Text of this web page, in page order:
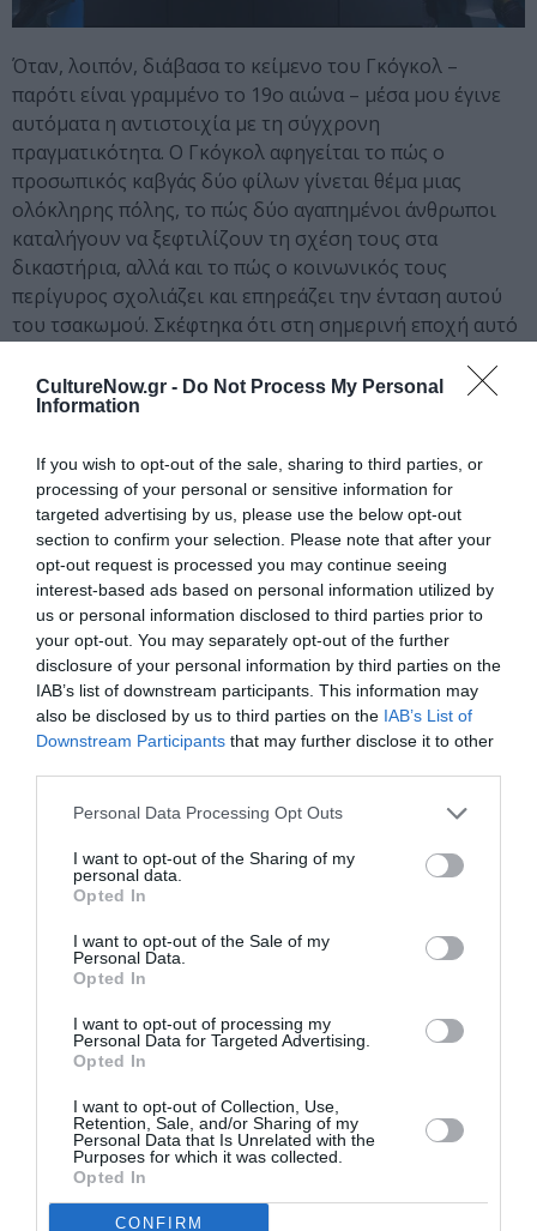
CultureNow.gr - Do Not Process My Personal
Information
If you wish to opt-out of the sale, sharing to third parties, or
processing of your personal or sensitive information for
targeted advertising by us, please use the below opt-out
section to confirm your selection. Please note that after your
opt-out request is processed you may continue seeing
interest-based ads based on personal information utilized by
us or personal information disclosed to third parties prior to
your opt-out. You may separately opt-out of the further
disclosure of your personal information by third parties on the
IAB’s list of downstream participants. This information may
also be disclosed by us to third parties on the IAB’s List of
Downstream Participants that may further disclose it to other
Personal Data Processing Opt Outs
I want to opt-out of the Sharing of my
personal data.
Opted In
I want to opt-out of the Sale of my
Personal Data.
Opted In
I want to opt-out of processing my
Personal Data for Targeted Advertising.
Opted In
I want to opt-out of Collection, Use,
Retention, Sale, and/or Sharing of my
Personal Data that Is Unrelated with the
Purposes for which it was collected.
Opted In
CONFIRM
Όταν, λοιπόν, διάβασα το κείμενο του Γκόγκολ –
παρότι είναι γραμμένο το 19ο αιώνα – μέσα μου έγινε
αυτόματα η αντιστοιχία με τη σύγχρονη
πραγματικότητα. Ο Γκόγκολ αφηγείται το πώς ο
προσωπικός καβγάς δύο φίλων γίνεται θέμα μιας
ολόκληρης πόλης, το πώς δύο αγαπημένοι άνθρωποι
καταλήγουν να ξεφτιλίζουν τη σχέση τους στα
δικαστήρια, αλλά και το πώς ο κοινωνικός τους
περίγυρος σχολιάζει και επηρεάζει την ένταση αυτού
του τσακωμού. Σκέφτηκα ότι στη σημερινή εποχή αυτό
μέσα κοινωνικής δικτύωσης, όπου διαρκώς βλέπουμε
προσωπικές υποθέσεις να βγαίνουν στα τηλεπαράθυρα
δημοσιεύσεις και σχόλια στις διάφορες εφαρμογές.
Έτσι,με τον Γιάννη Αποσκίτη– με τον οποίο, όπως
προανέφερα, γράψαμε μαζί το κείμενο της παράστασης
αποφασίσαμε να δημιουργήσουμε ένα νέο έργο,
που να διατηρεί το γλυκόπικρο σατιρικό πνεύμα
του Γκόγκολ και να ακολουθεί σε γενικές γραμμές
την υπόθεση της νουβέλας, αλλά να μιλάει για το
σήμερα, για την τραγελαφική κατάσταση που
επικρατεί στα ελληνικά μίντια και για τον
πανταχού παρόντα κανιβαλισμό των ανθρώπινων
Το «Ιβάν εναντίον Ιβάν», λοιπόν, εκτυλίσσεται
στο πλατό μιας καθημερινής ενημερωτικής εκπομπής,
όπου ο καβγάς των Ιβάν γίνεται κεντρικό θέμα
παραπληροφόρησης, διαστρέβλωσης της αλήθειας και
εκμετάλλευσης των προσωπικών σχέσεων για χάρη της
τηλεθέασης. Έτσι, προκύπτει μια δυναμική κωμωδία
που πίσω από το γέλιο κρύβει αιχμηρά δόντια, όπου τα
χωροχρονικά όρια ανάμεσα στην ιστορία του Γκόγκολ
και την σύγχρονη πραγματικότητα διαπλέκονται, και
τρεις φοβεροί ηθοποιοί εναλλάσσονται διαρκώς σε
ποικίλους ρόλους, παρουσιάζοντας το πώς διάφοροι
Ιβάν αποτυγχάνουν διαρκώς να επικοινωνήσουν και
καταλήγοντας να συνδέονται μόνο μέσα από τη
σύγκρουση.Σε μια εποχή γεμάτη βία και με
κυρίαρχη την κουλτούρα της ακύρωσης τόσο στα
σόσιαλ όσο και στις διαπροσωπικές επαφές, όπου